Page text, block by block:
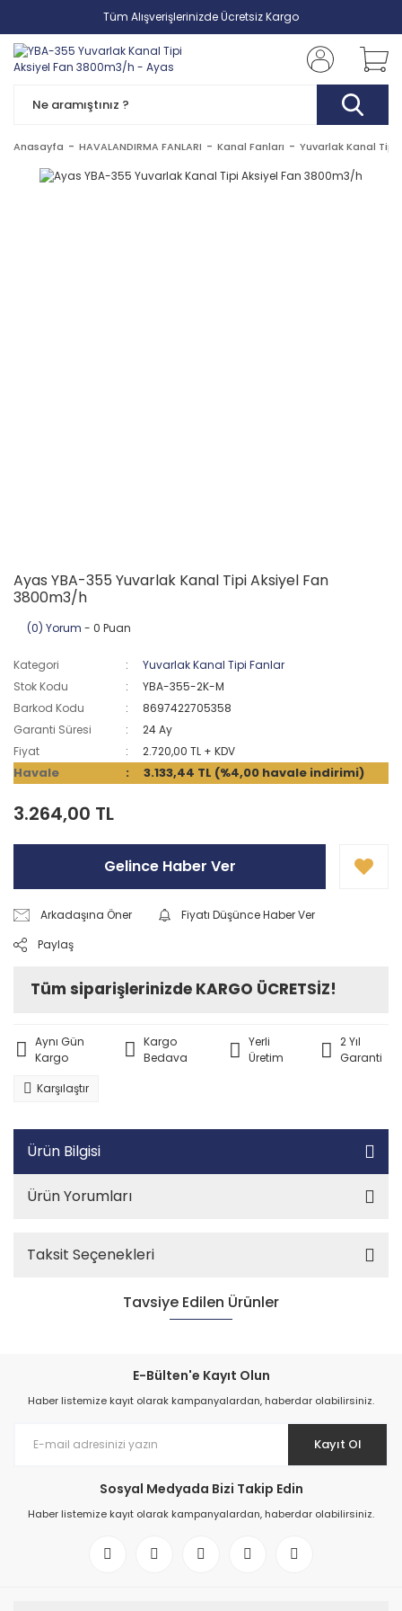
Tüm Alışverişlerinizde Ücretsiz Kargo
Anasayfa HAVALANDIRMA FANLARI Kanal Fanları Yuvarlak Kanal Tipi
Ayas YBA-355 Yuvarlak Kanal Tipi Aksiyel Fan
3800m3/h
(0) Yorum - 0 Puan
Kategori
Yuvarlak Kanal Tipi Fanlar
Stok Kodu
YBA-355-2K-M
Barkod Kodu
8697422705358
Garanti Süresi
24 Ay
Fiyat
2.720,00 TL + KDV
Havale 3.133,44 TL (%4,00 havale indirimi)
3.264,00 TL
Gelince Haber Ver
Arkadaşına Öner
Fiyatı Düşünce Haber Ver
Paylaş
Tüm siparişlerinizde KARGO ÜCRETSİZ!
Aynı Gün
Kargo
Kargo
Bedava
Yerli
Üretim
2 Yıl
Garanti
Karşılaştır
Ürün Bilgisi
Ürün Yorumları
Taksit Seçenekleri
Tavsiye Edilen Ürünler
E-Bülten'e Kayıt Olun
Haber listemize kayıt olarak kampanyalardan, haberdar olabilirsiniz.
Kayıt Ol
Sosyal Medyada Bizi Takip Edin
Haber listemize kayıt olarak kampanyalardan, haberdar olabilirsiniz.